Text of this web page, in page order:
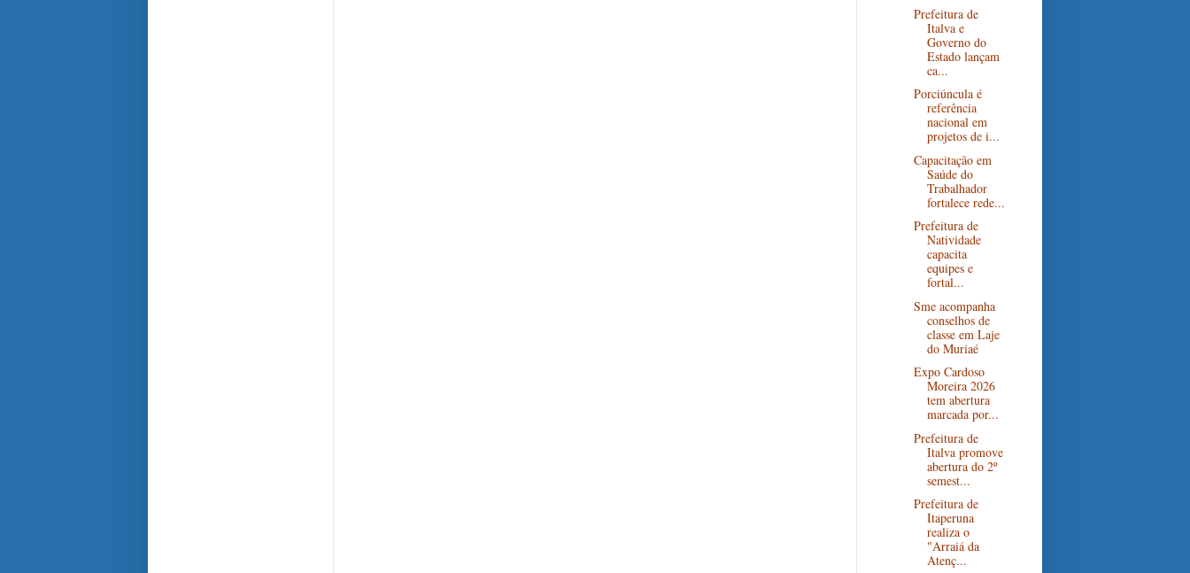
Prefeitura de
Italva e
Governo do
Estado lançam
ca...
Porciúncula é
referência
nacional em
projetos de i...
Capacitação em
Saúde do
Trabalhador
fortalece rede...
Prefeitura de
Natividade
capacita
equipes e
fortal...
Sme acompanha
conselhos de
classe em Laje
do Muriaé
Expo Cardoso
Moreira 2026
tem abertura
marcada por...
Prefeitura de
Italva promove
abertura do 2º
semest...
Prefeitura de
Itaperuna
realiza o
"Arraiá da
Atenç...